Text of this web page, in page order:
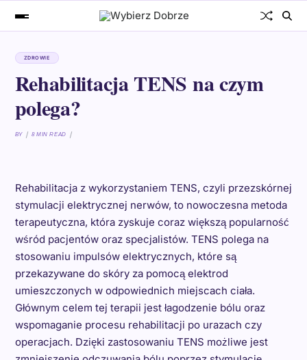
ZDROWIE
Rehabilitacja TENS na czym
polega?
BY 8 MIN READ
Rehabilitacja z wykorzystaniem TENS, czyli przezskórnej
stymulacji elektrycznej nerwów, to nowoczesna metoda
terapeutyczna, która zyskuje coraz większą popularność
wśród pacjentów oraz specjalistów. TENS polega na
stosowaniu impulsów elektrycznych, które są
przekazywane do skóry za pomocą elektrod
umieszczonych w odpowiednich miejscach ciała.
Głównym celem tej terapii jest łagodzenie bólu oraz
wspomaganie procesu rehabilitacji po urazach czy
operacjach. Dzięki zastosowaniu TENS możliwe jest